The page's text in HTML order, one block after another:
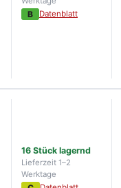
B Datenblatt
16 Stück lagernd
Lieferzeit 1–2
Werktage